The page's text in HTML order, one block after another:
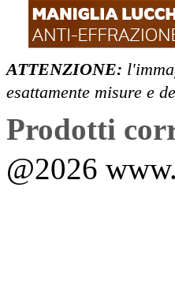
ATTENZIONE:
esattamente misure e
Prodotti
@2026